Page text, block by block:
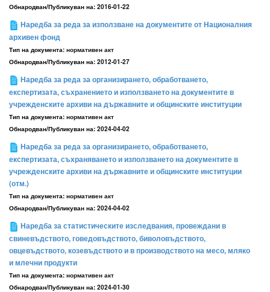
Обнародван/Публикуван на: 2016-01-22
Наредба за реда за използване на документите от Националния
архивен фонд
Тип на документа: нормативен акт
Обнародван/Публикуван на: 2012-01-27
Наредба за реда за организирането, обработването,
експертизата, съхранението и използването на документите в
учрежденските архиви на държавните и общинските институции
Тип на документа: нормативен акт
Обнародван/Публикуван на: 2024-04-02
Наредба за реда за организирането, обработването,
експертизата, съхраняването и използването на документите в
учрежденските архиви на държавните и общинските институции
(отм.)
Тип на документа: нормативен акт
Обнародван/Публикуван на: 2024-04-02
Наредба за статистическите изследвания, провеждани в
свиневъдството, говедовъдството, биволовъдството,
овцевъдството, козевъдството и в производството на месо, мляко
и млечни продукти
Тип на документа: нормативен акт
Обнародван/Публикуван на: 2024-01-30